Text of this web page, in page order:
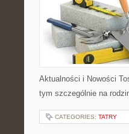
Aktualności i Nowości
tym szczególnie na
CATEGORIES: TATRY